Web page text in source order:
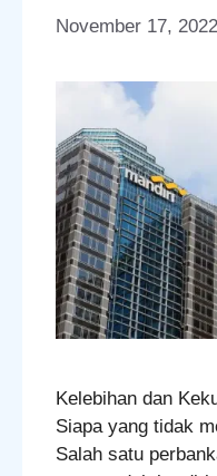
November 17, 2022
Kelebihan dan
Siapa yang tidak
Salah satu